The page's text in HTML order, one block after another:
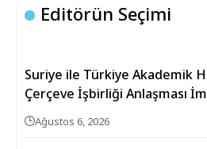
Editörün Seçimi
Suriye ile Türkiye Akademik
Çerçeve İşbirliği Anlaşması
Ağustos 6, 2026